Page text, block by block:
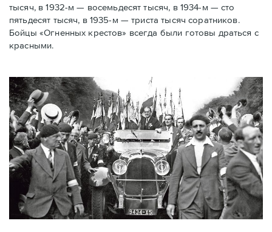
тысяч, в 1932-м — восемьдесят тысяч, в 1934-м — сто
пятьдесят тысяч, в 1935-м — триста тысяч соратников.
Бойцы «Огненных крестов» всегда были готовы драться с
красными.